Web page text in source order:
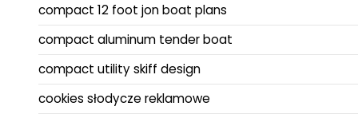
compact 12 foot jon boat plans
compact aluminum tender boat
compact utility skiff design
cookies słodycze reklamowe